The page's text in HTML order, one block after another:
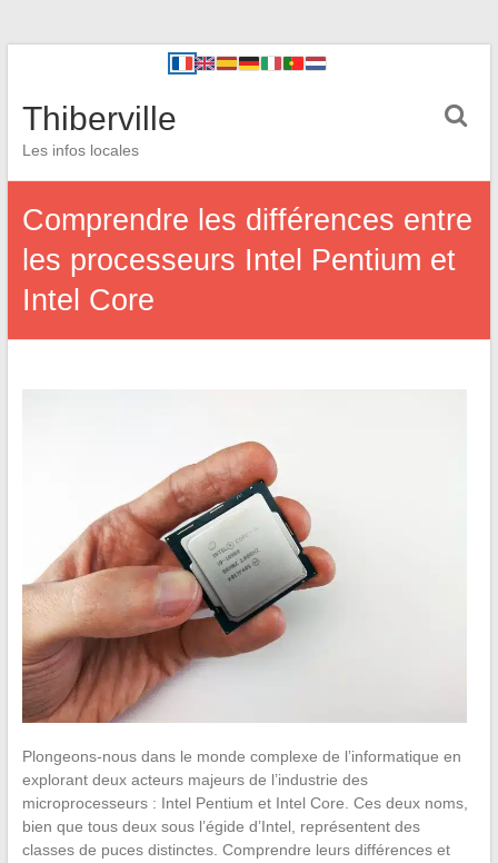
Thiberville
Les infos locales
Comprendre les différences entre
les processeurs Intel Pentium et
Intel Core
Plongeons-nous dans le monde complexe de l’informatique en
explorant deux acteurs majeurs de l’industrie des
microprocesseurs : Intel Pentium et Intel Core. Ces deux noms,
bien que tous deux sous l’égide d’Intel, représentent des
classes de puces distinctes. Comprendre leurs différences et